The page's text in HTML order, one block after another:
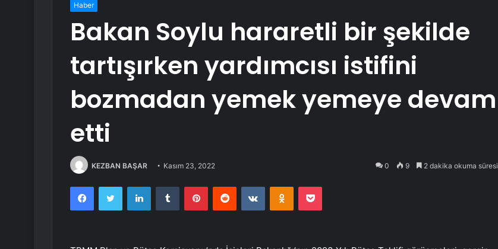
Haber
Bakan Soylu hararetli bir şekilde
tartışırken yardımcısı istifini
bozmadan yemek yemeye devam
etti
KEZBAN BAŞAR Kasım 23, 2022 0 9 2 dakika okuma süresi
FacebookTwitter LinkedInTumblr PinterestReddit VKontakteOdnoklassniki
Pocket